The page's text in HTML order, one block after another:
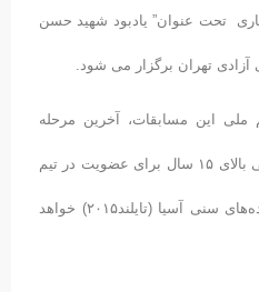
عنوان” یادبود شهید حسن
برگزار می شود.
مسابقات، آخرین مرحله
انتخاب ملی پوشان رده های سنی بالای ۱۵ سال برای عضویت در تیم
ملی شنا اعزامی به مسابقات رده‌های سنی آسیا (تایلند۲۰۱۵) خواهد